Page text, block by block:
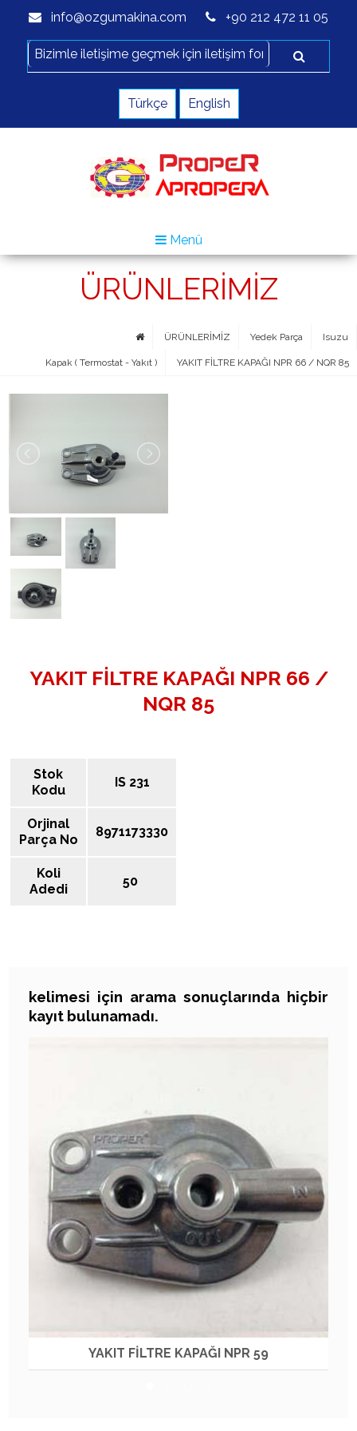
info@ozgumakina.com +90 212 472 11 05
Türkçe English
Menü
ÜRÜNLERİMİZ
ÜRÜNLERİMİZ Yedek Parça Isuzu
Kapak ( Termostat - Yakıt ) YAKIT FİLTRE KAPAĞI NPR 66 / NQR 85
YAKIT FİLTRE KAPAĞI NPR 66 /
NQR 85
Stok
Kodu
IS 231
Orjinal
Parça No
8971173330
Koli
Adedi
50
kelimesi için arama sonuçlarında hiçbir
kayıt bulunamadı.
ARAMA SONUÇLARI
YAKIT FİLTRE KAPAĞI NPR 59